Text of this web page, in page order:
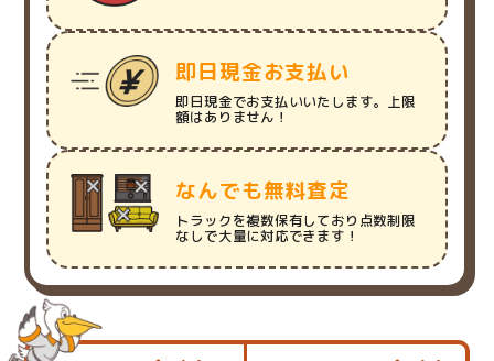
即日現金お支払い
即日現金でお支払いいたします。上限
額はありません！
なんでも無料査定
トラックを複数保有しており点数制限
なしで大量に対応できます！